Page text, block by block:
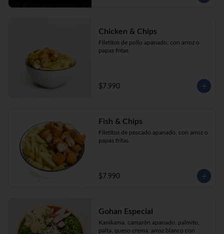
Chicken & Chips
Filetitos de pollo apanado, con arroz o
papas fritas
$7.990
Fish & Chips
Filetitos de pescado apanado, con arroz o
papas fritas
$7.990
Gohan Especial
Kanikama, camarón apanado, palmito,
palta, queso crema, arroz blanco con